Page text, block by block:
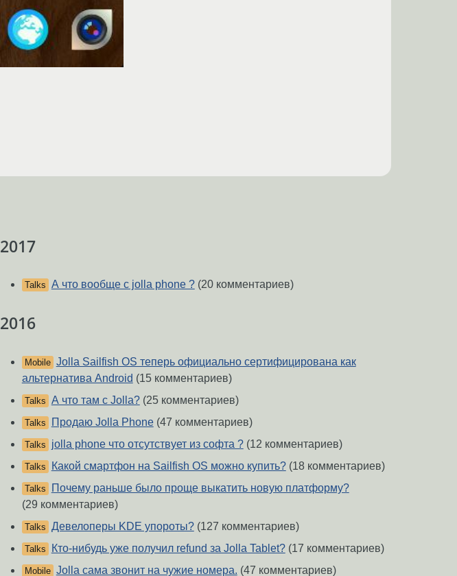
2017
Talks А что вообще с jolla phone ?(20 комментариев)
2016
Mobile Jolla Sailfish OS теперь официально сертифицирована как
альтернатива Android (15 комментариев)
Talks А что там с Jolla?(25 комментариев)
Talks Продаю Jolla Phone(47 комментариев)
Talks jolla phone что отсутствует из софта ?(12 комментариев)
Talks Какой смартфон на Sailfish OS можно купить?(18 комментариев)
Talks
Почему раньше было проще выкатить новую платформу?
(29 комментариев)
Talks Девелоперы KDE упороты?(127 комментариев)
Talks Кто-нибудь уже получил refund за Jolla Tablet?(17 комментариев)
Mobile Jolla сама звонит на чужие номера. (47 комментариев)